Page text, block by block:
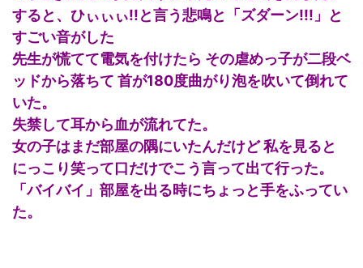
すると、ひぃぃぃ!!と言う悲鳴と「ズダーン!!!」と
すごい音がした
先生が慌てて電気を付けたら その虐めっ子が二段ベ
ッドから落ちて 首が180度曲がり泡を吹いて倒れて
いた。
失禁して耳から血が流れてた。
女の子はまだ部屋の隅にいたんだけど 私を見ると
にっこり笑って口だけでこう言って出て行った。
「バイバイ」部屋を出る時にちょっと手をふってい
た。